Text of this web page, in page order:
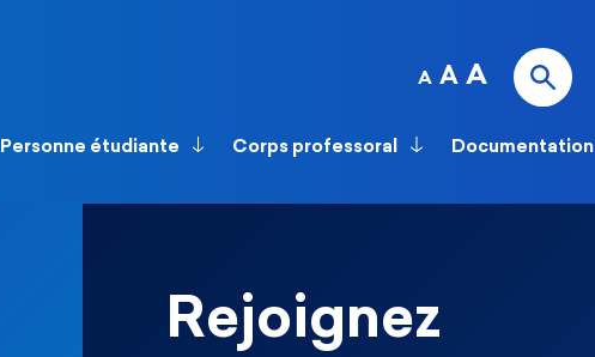
A A A
Personne étudiante Corps professoral Documentation
Rejoignez